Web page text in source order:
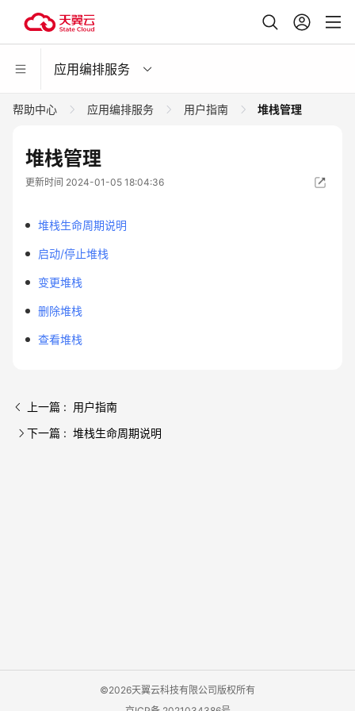
应用编排服务
帮助中心 应用编排服务 用户指南 堆栈管理
堆栈管理
更新时间 2024-01-05 18:04:36
堆栈生命周期说明
启动/停止堆栈
变更堆栈
删除堆栈
查看堆栈
上一篇 : 用户指南
下一篇 : 堆栈生命周期说明
©2026天翼云科技有限公司版权所有